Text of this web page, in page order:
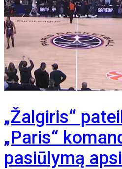
„Žalgiris“
„Paris“
pasiūlymą